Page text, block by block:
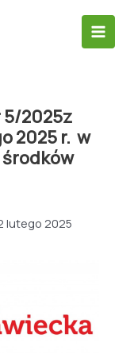
5/2025z
2025 r. w
lutego 2025